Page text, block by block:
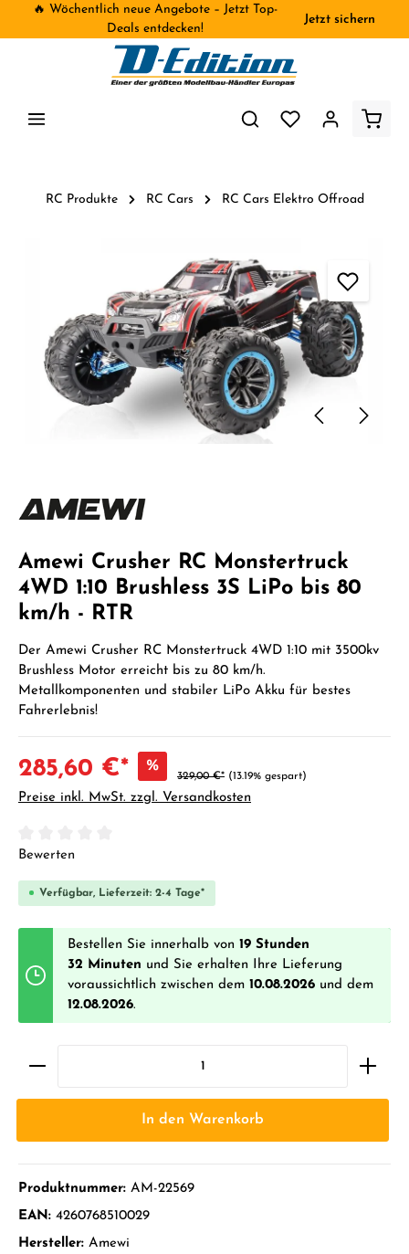
🔥 Wöchentlich neue Angebote – Jetzt Top-
Deals entdecken!
Jetzt sichern
RC Produkte RC Cars RC Cars Elektro Offroad
Amewi Crusher RC Monstertruck
4WD 1:10 Brushless 3S LiPo bis 80
km/h - RTR
Der Amewi Crusher RC Monstertruck 4WD 1:10 mit 3500kv
Brushless Motor erreicht bis zu 80 km/h.
Metallkomponenten und stabiler LiPo Akku für bestes
Fahrerlebnis!
285,60 €* %
329,00 €* (13.19% gespart)
Preise inkl. MwSt. zzgl. Versandkosten
Durchschnittliche Bewertung von 0 von 5 Sternen
Bewerten
Verfügbar, Lieferzeit: 2-4 Tage*
Bestellen Sie innerhalb von 19 Stunden
32 Minuten und Sie erhalten Ihre Lieferung
voraussichtlich zwischen dem 10.08.2026 und dem
12.08.2026.
In den Warenkorb
Produktnummer: AM-22569
EAN: 4260768510029
Hersteller: Amewi